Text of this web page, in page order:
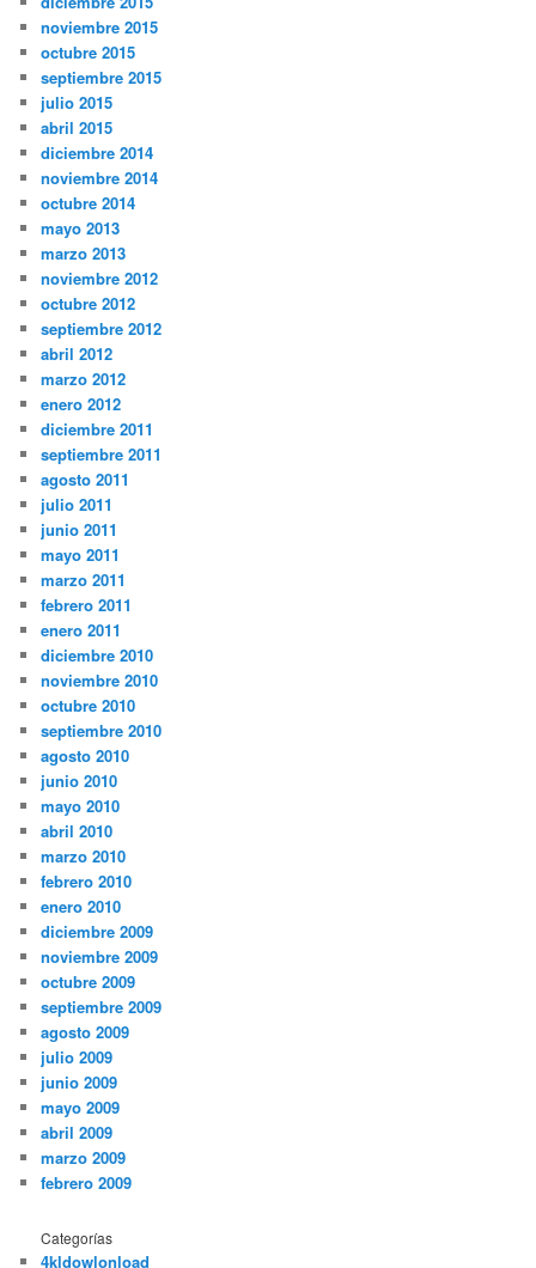
noviembre 2015
octubre 2015
septiembre 2015
julio 2015
abril 2015
diciembre 2014
noviembre 2014
octubre 2014
mayo 2013
marzo 2013
noviembre 2012
octubre 2012
septiembre 2012
abril 2012
marzo 2012
enero 2012
diciembre 2011
septiembre 2011
agosto 2011
julio 2011
junio 2011
mayo 2011
marzo 2011
febrero 2011
enero 2011
diciembre 2010
noviembre 2010
octubre 2010
septiembre 2010
agosto 2010
junio 2010
mayo 2010
abril 2010
marzo 2010
febrero 2010
enero 2010
diciembre 2009
noviembre 2009
octubre 2009
septiembre 2009
agosto 2009
julio 2009
junio 2009
mayo 2009
abril 2009
marzo 2009
febrero 2009
Categorías
4kldowlonload